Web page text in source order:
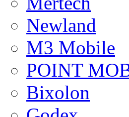
Newland
M3 Mobile
POINT
Bixolon